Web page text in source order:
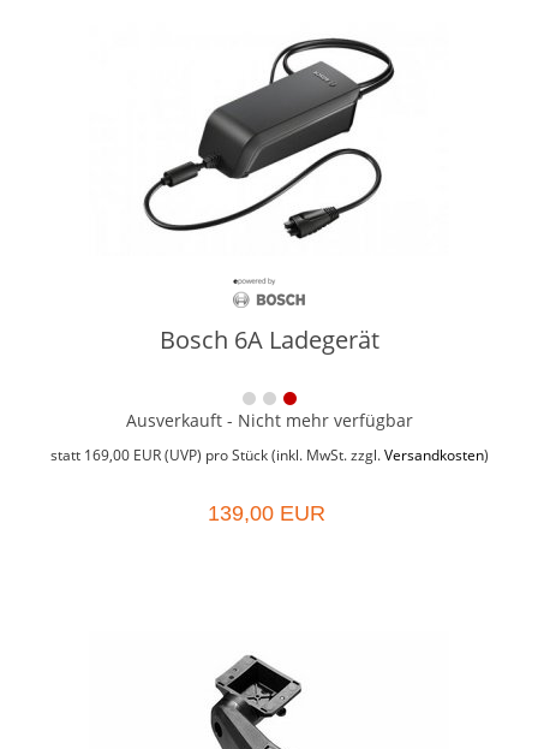
Bosch 6A Ladegerät
Ausverkauft - Nicht mehr verfügbar
statt 169,00 EUR(UVP) pro Stück (inkl. MwSt. zzgl. Versandkosten)
139,00 EUR